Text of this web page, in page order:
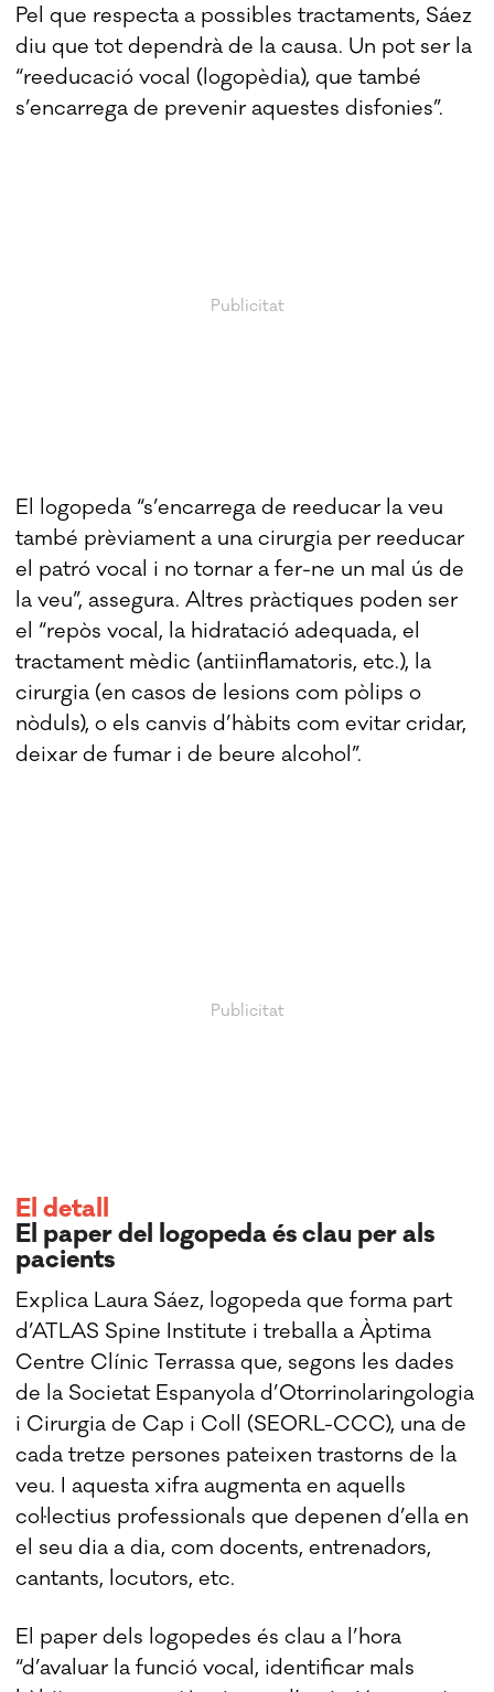
Pel que respecta a possibles tractaments, Sáez
diu que tot dependrà de la causa. Un pot ser la
“reeducació vocal (logopèdia), que també
s’encarrega de prevenir aquestes disfonies”.
El logopeda “s’encarrega de reeducar la veu
també prèviament a una cirurgia per reeducar
el patró vocal i no tornar a fer-ne un mal ús de
la veu”, assegura. Altres pràctiques poden ser
el “repòs vocal, la hidratació adequada, el
tractament mèdic (antiinflamatoris, etc.), la
cirurgia (en casos de lesions com pòlips o
nòduls), o els canvis d’hàbits com evitar cridar,
deixar de fumar i de beure alcohol”.
El detall
El paper del logopeda és clau per als
pacients
Explica Laura Sáez, logopeda que forma part
d’ATLAS Spine Institute i treballa a Àptima
Centre Clínic Terrassa que, segons les dades
de la Societat Espanyola d’Otorrinolaringologia
i Cirurgia de Cap i Coll (SEORL-CCC), una de
cada tretze persones pateixen trastorns de la
veu. I aquesta xifra augmenta en aquells
col·lectius professionals que depenen d’ella en
el seu dia a dia, com docents, entrenadors,
cantants, locutors, etc.
El paper dels logopedes és clau a l’hora
“d’avaluar la funció vocal, identificar mals